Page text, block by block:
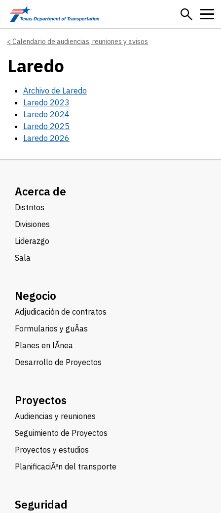
Skip to main content
Calendario de audiencias, reuniones y avisos
Laredo
Archivo de Laredo
Laredo 2023
Laredo 2024
Laredo 2025
Laredo 2026
Acerca de
Distritos
Divisiones
Liderazgo
Sala
Negocio
Adjudicación de contratos
Formularios y guÃ­as
Planes en lÃ­nea
Desarrollo de Proyectos
Proyectos
Audiencias y reuniones
Seguimiento de Proyectos
Proyectos y estudios
PlanificaciÃ³n del transporte
Seguridad